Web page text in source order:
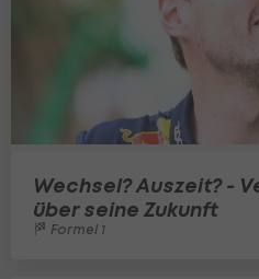
Wechsel? Auszeit? -
über seine Zukunft
Formel 1